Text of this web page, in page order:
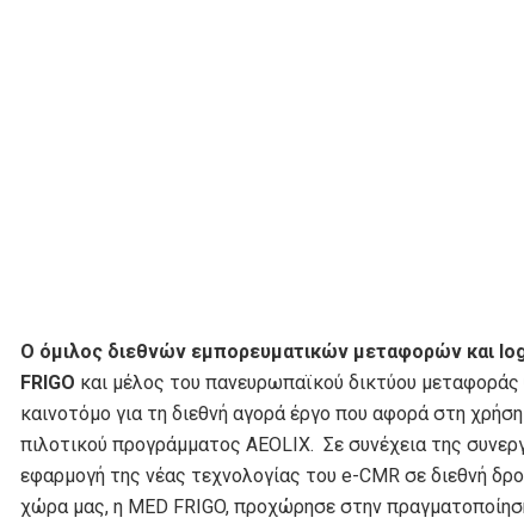
Ο όμιλος διεθνών εμπορευματικών μεταφορών και
FRIGO και μέλος του πανευρωπαϊκού δικτύου
καινοτόμο για τη διεθνή αγορά έργο που αφορά στη
πιλοτικού προγράμματος AEOLIX. Σε συνέχεια της
εφαρμογή της νέας τεχνολογίας του e-CMR σε διεθνή
χώρα μας, η MED FRIGO, προχώρησε στην